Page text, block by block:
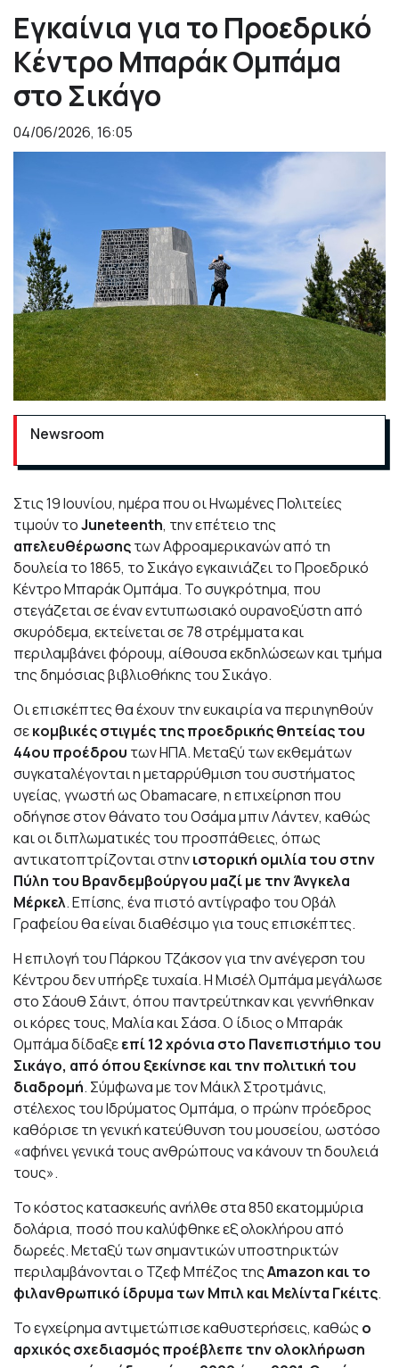
Εγκαίνια για το Προεδρικό
Κέντρο Μπαράκ Ομπάμα
στο Σικάγο
04/06/2026, 16:05
Newsroom
Στις 19 Ιουνίου, ημέρα που οι Ηνωμένες Πολιτείες
τιμούν τοJuneteenth, την επέτειο της
απελευθέρωσηςτων Αφροαμερικανών από τη
δουλεία το 1865, το Σικάγο εγκαινιάζει το Προεδρικό
ΚέντροΜπαράκ Ομπάμα. Το συγκρότημα, που
στεγάζεται σε έναν εντυπωσιακό ουρανοξύστη από
σκυρόδεμα, εκτείνεται σε 78 στρέμματα και
περιλαμβάνει φόρουμ, αίθουσα εκδηλώσεων και τμήμα
της δημόσιας βιβλιοθήκης του Σικάγο.
Οι επισκέπτες θα έχουν την ευκαιρία να περιηγηθούν
σεκομβικές στιγμές της προεδρικής θητείας του
44ου προέδρου τωνΗΠΑ. Μεταξύ των εκθεμάτων
συγκαταλέγονται η μεταρρύθμιση του συστήματος
υγείας, γνωστή ως Obamacare, η επιχείρηση που
οδήγησε στον θάνατο του Οσάμα μπιν Λάντεν, καθώς
και οι διπλωματικές του προσπάθειες, όπως
αντικατοπτρίζονται στηνιστορική ομιλία του στην
Πύλη του Βρανδεμβούργου μαζί με την Άνγκελα
Μέρκελ. Επίσης, ένα πιστό αντίγραφο του Οβάλ
Γραφείου θα είναι διαθέσιμο για τους επισκέπτες.
Η επιλογή του Πάρκου Τζάκσον για την ανέγερση του
Κέντρου δεν υπήρξε τυχαία. Η Μισέλ Ομπάμα μεγάλωσε
στο Σάουθ Σάιντ, όπου παντρεύτηκαν και γεννήθηκαν
οι κόρες τους, Μαλία και Σάσα. Ο ίδιος ο Μπαράκ
Ομπάμα δίδαξεεπί 12 χρόνια στο Πανεπιστήμιο του
Σικάγο, από όπου ξεκίνησε και την πολιτική του
διαδρομή. Σύμφωνα με τον Μάικλ Στροτμάνις,
στέλεχος του Ιδρύματος Ομπάμα, ο πρώην πρόεδρος
καθόρισε τη γενική κατεύθυνση του μουσείου, ωστόσο
«αφήνει γενικά τους ανθρώπους να κάνουν τη δουλειά
τους».
Το κόστος κατασκευής ανήλθε στα 850 εκατομμύρια
δολάρια, ποσό που καλύφθηκε εξ ολοκλήρου από
δωρεές. Μεταξύ των σημαντικών υποστηρικτών
περιλαμβάνονται ο Τζεφ Μπέζος τηςAmazon και το
φιλανθρωπικό ίδρυμα των Μπιλ και Μελίντα Γκέιτς.
Το εγχείρημα αντιμετώπισε καθυστερήσεις, καθώς ο
αρχικός σχεδιασμός προέβλεπε την ολοκλήρωση